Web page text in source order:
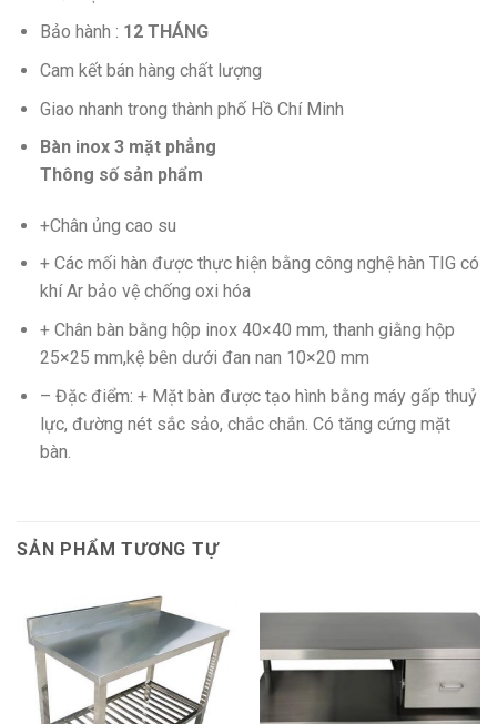
Bảo hành : 12 THÁNG
Cam kết bán hàng chất lượng
Giao nhanh trong thành phố Hồ Chí Minh
Bàn inox 3 mặt phẳng
Thông số sản phẩm
+Chân ủng cao su
+ Các mối hàn được thực hiện bằng công nghệ hàn TIG có
khí Ar bảo vệ chống oxi hóa
+ Chân bàn bằng hộp inox 40×40 mm, thanh giằng hộp
25×25 mm,kệ bên dưới đan nan 10×20 mm
– Đặc điểm: + Mặt bàn được tạo hình bằng máy gấp thuỷ
lực, đường nét sắc sảo, chắc chắn. Có tăng cứng mặt
bàn.
SẢN PHẨM TƯƠNG TỰ